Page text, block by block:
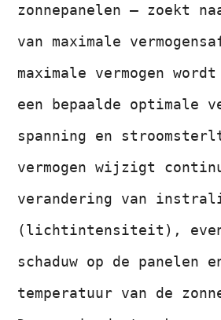
zonnepanelen – zoekt
van maximale
maximale vermogen
een bepaalde optimale
spanning en
vermogen wijzigt
verandering van
(lichtintensiteit),
schaduw op de panelen
temperatuur van de